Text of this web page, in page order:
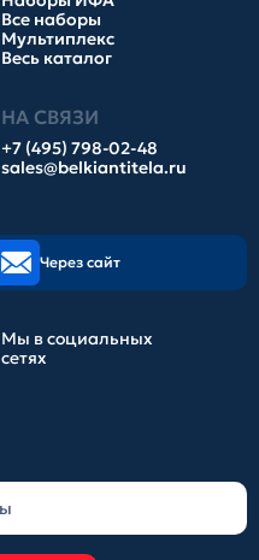
Все наборы
Мультиплекс
Весь каталог
НА СВЯЗИ
+7 (495) 798-02-48
sales@belkiantitela.ru
Через сайт
Мы в социальных
сетях